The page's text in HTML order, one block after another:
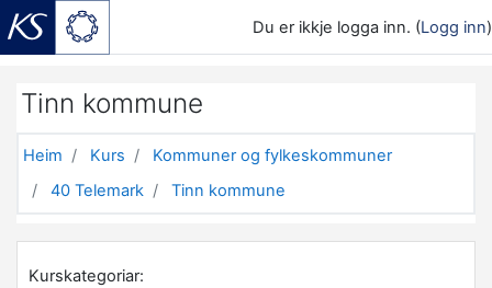
Du er ikkje logga inn. (Logg inn)
Tinn kommune
Heim Kurs
Kommuner og fylkeskommuner
40 Telemark
Tinn kommune
Kurskategoriar: